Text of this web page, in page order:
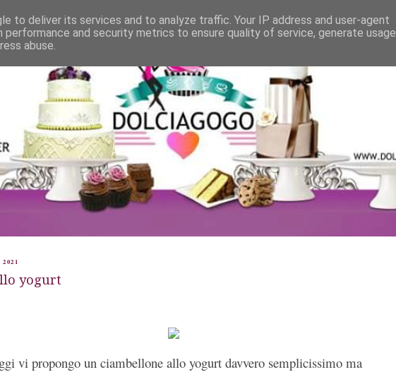
yogurt
vi propongo un ciambellone allo yogurt davvero semplicissimo ma
to deliver its services and to analyze traffic. Your IP address and user-agent
performance and security metrics to ensure quality of service, generate usage
abuse.